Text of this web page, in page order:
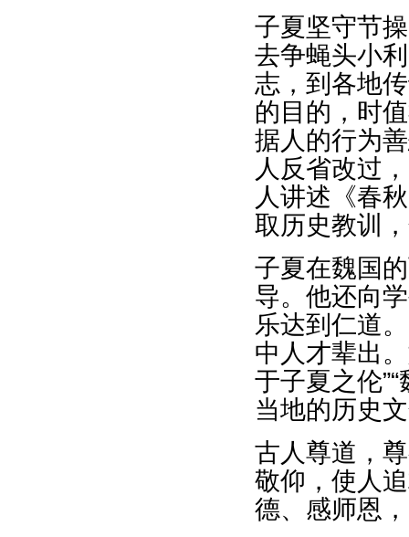
子夏坚守节
去争蝇头小
志，到各地
的目的，时
据人的行为
人反省改过
人讲述《春
取历史教训
子夏在魏国
导。他还向
乐达到仁道
中人才辈出
于子夏之伦
当地的历史
古人尊道，
敬仰，使人
德、感师恩